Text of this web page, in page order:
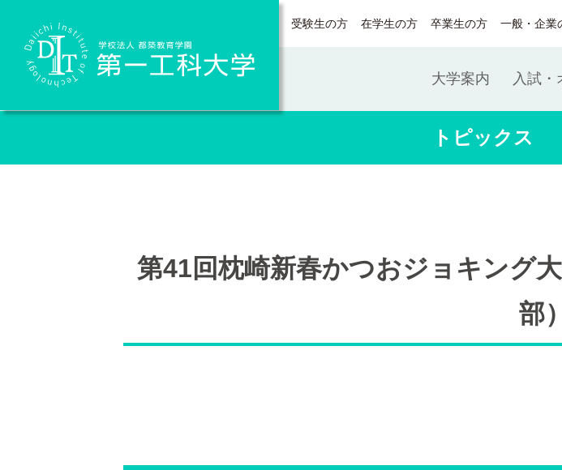
受験生の方 在学生の方 卒業生の方 一般・企業
Daiichi Institute of Technology 大学案内 入試・
トピックス
第41回枕崎新春かつおジョキング
部）